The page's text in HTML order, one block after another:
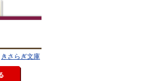
きさらぎ文庫